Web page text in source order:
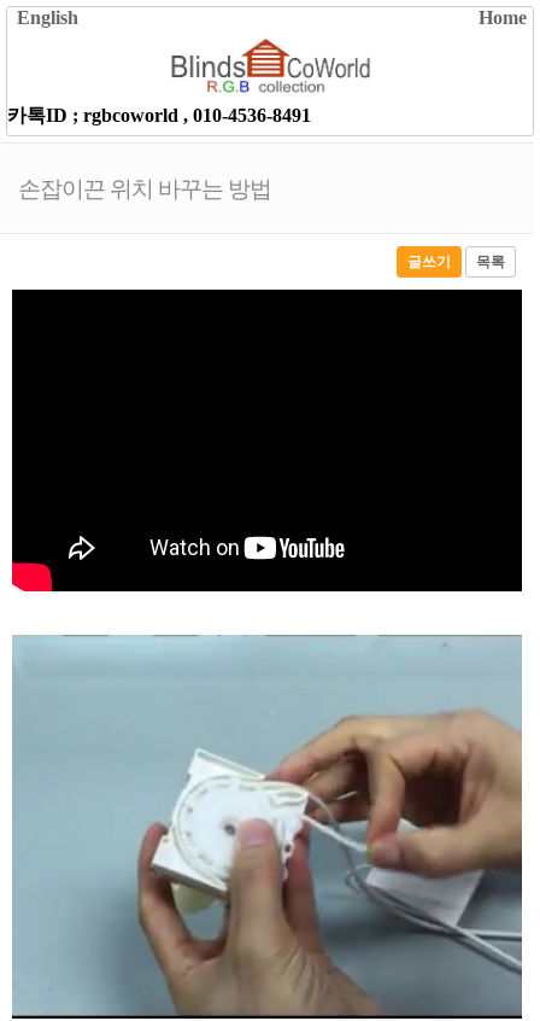
English Home
카톡ID ; rgbcoworld , 010-4536-8491
손잡이끈 위치 바꾸는 방법
글쓰기 목록